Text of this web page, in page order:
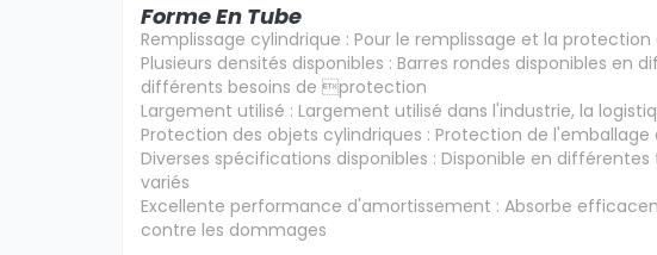
Forme En Tube
Remplissage cylindrique : Pour le remplissage et la
Plusieurs densités disponibles : Barres rondes disponibles
différents besoins de protection
Largement utilisé : Largement utilisé dans l'industrie, la
Protection des objets cylindriques : Protection de l'emballage
Diverses spécifications disponibles : Disponible en
variés
Excellente performance d'amortissement : Absorbe
contre les dommages